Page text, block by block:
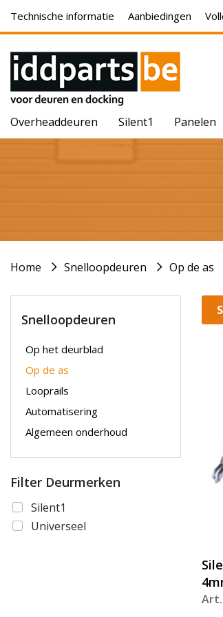
Technische informatie Aanbiedingen
Overheaddeuren Silent1 Panelen
Home Snelloopdeuren Op de as
Snelloopdeuren
Op het deurblad
Op de as
Looprails
Automatisering
Algemeen onderhoud
Filter Deurmerken
Silent1
Universeel